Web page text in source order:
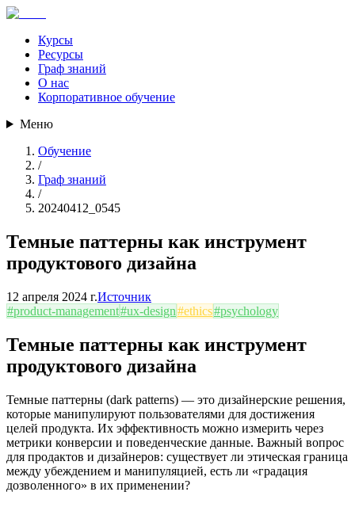
Курсы
Ресурсы
Граф знаний
О нас
Корпоративное обучение
Меню
Обучение
/
Граф знаний
/
20240412_0545
Темные паттерны как инструмент
продуктового дизайна
12 апреля 2024 г.Источник
#product-management#ux-design#ethics#psychology
Темные паттерны как инструмент
продуктового дизайна
Темные паттерны (dark patterns) — это дизайнерские решения,
которые манипулируют пользователями для достижения
целей продукта. Их эффективность можно измерить через
метрики конверсии и поведенческие данные. Важный вопрос
для продактов и дизайнеров: существует ли этическая граница
между убеждением и манипуляцией, есть ли «градация
дозволенного» в их применении?